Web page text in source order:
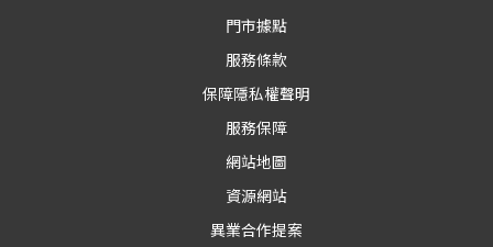
門市據點
服務條款
保障隱私權聲明
服務保障
網站地圖
資源網站
異業合作提案